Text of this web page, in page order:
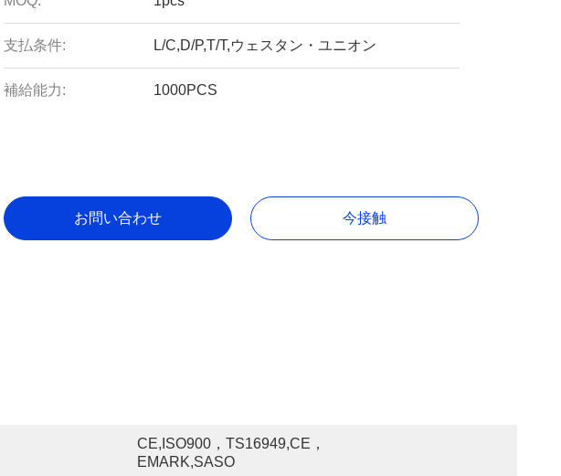
支払条件: L/C,D/P,T/T,ウェスタン・ユニオン
補給能力: 1000PCS
お問い合わせ 今接触
CE,ISO900，TS16949,CE，
EMARK,SASO